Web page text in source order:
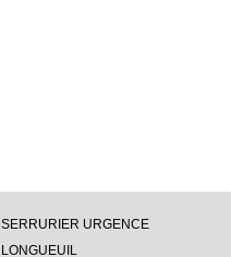
SERRURIER URGENCE
LONGUEUIL